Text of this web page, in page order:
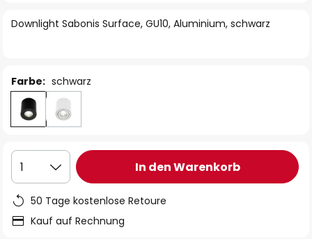
Downlight Sabonis Surface, GU10, Aluminium, schwarz
Farbe: schwarz
1 In den Warenkorb
50 Tage kostenlose Retoure
Kauf auf Rechnung